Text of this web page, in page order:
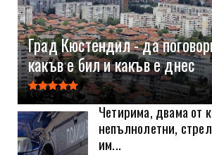
Град Кюстендил - да
какъв е бил и какъв е днес
Четирима, двама от
непълнолетни,
им...